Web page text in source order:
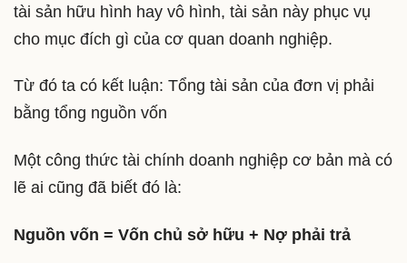
tài sản hữu hình hay vô hình, tài sản này phục vụ
cho mục đích gì của cơ quan doanh nghiệp.
Từ đó ta có kết luận: Tổng tài sản của đơn vị phải
bằng tổng nguồn vốn
Một công thức tài chính doanh nghiệp cơ bản mà có
lẽ ai cũng đã biết đó là:
Nguồn vốn = Vốn chủ sở hữu + Nợ phải trả